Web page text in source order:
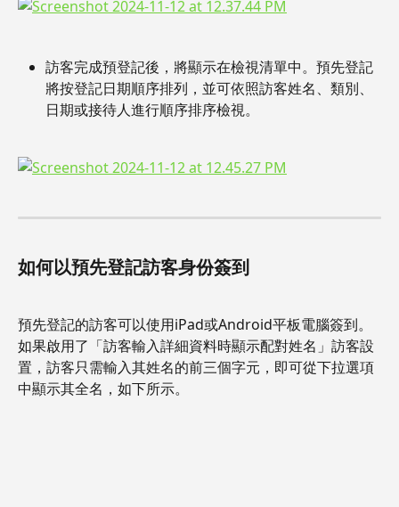
訪客完成預登記後，將顯示在檢視清單中。預先登記
將按登記日期順序排列，並可依照訪客姓名、類別、
日期或接待人進行順序排序檢視。
如何以預先登記訪客身份簽到
預先登記的訪客可以使用iPad或Android平板電腦簽到。
如果啟用了「訪客輸入詳細資料時顯示配對姓名」訪客設
置，訪客只需輸入其姓名的前三個字元，即可從下拉選項
中顯示其全名，如下所示。